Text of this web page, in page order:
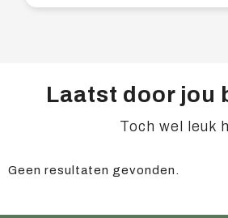
Laatst door jou
Toch wel leuk
Geen resultaten gevonden.